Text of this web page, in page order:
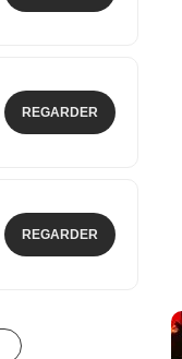
REGARDER
REGARDER